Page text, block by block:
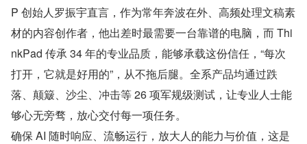
P 创始人罗振宇直言，作为常年奔波在外、高频处理文稿素
材的内容创作者，他出差时最需要一台靠谱的电脑，而 Thi
nkPad 传承 34 年的专业品质，能够承载这份信任，“每次
打开，它就是好用的”，从不拖后腿。全系产品均通过跌
落、颠簸、沙尘、冲击等 26 项军规级测试，让专业人士能
够心无旁骛，放心交付每一项任务。
确保 AI 随时响应、流畅运行，放大人的能力与价值，这是